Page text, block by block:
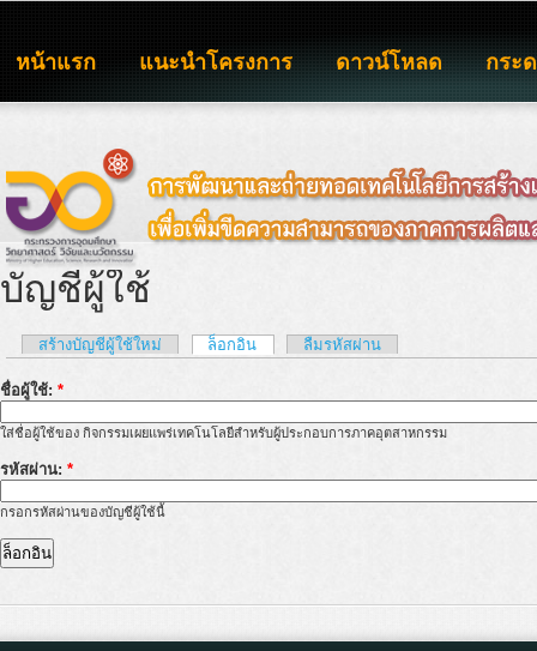
หน้าแรก แนะนำโครงการ ดาวน์โหลด กระ
บัญชีผู้ใช้
สร้างบัญชีผู้ใช้ใหม่ ล็อกอิน ลืมรหัสผ่าน
ชื่อผู้ใช้: *
ใส่ชื่อผู้ใช้ของ กิจกรรมเผยแพร่เทคโนโลยีสำหรับผู้ประกอบการภาคอุตสาหกรรม
รหัสผ่าน: *
กรอกรหัสผ่านของบัญชีผู้ใช้นี้